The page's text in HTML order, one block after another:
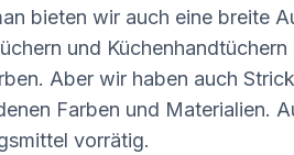
bieten wir auch eine breite
und
Aber wir haben auch
Farben und Materialien.
vorrätig.